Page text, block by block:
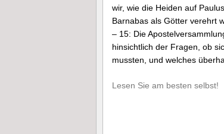
wir, wie die Heiden auf
Barnabas als Götter verehrt
– 15: Die
hinsichtlich der Fragen, ob
mussten, und welches
Lesen Sie am besten selbst!